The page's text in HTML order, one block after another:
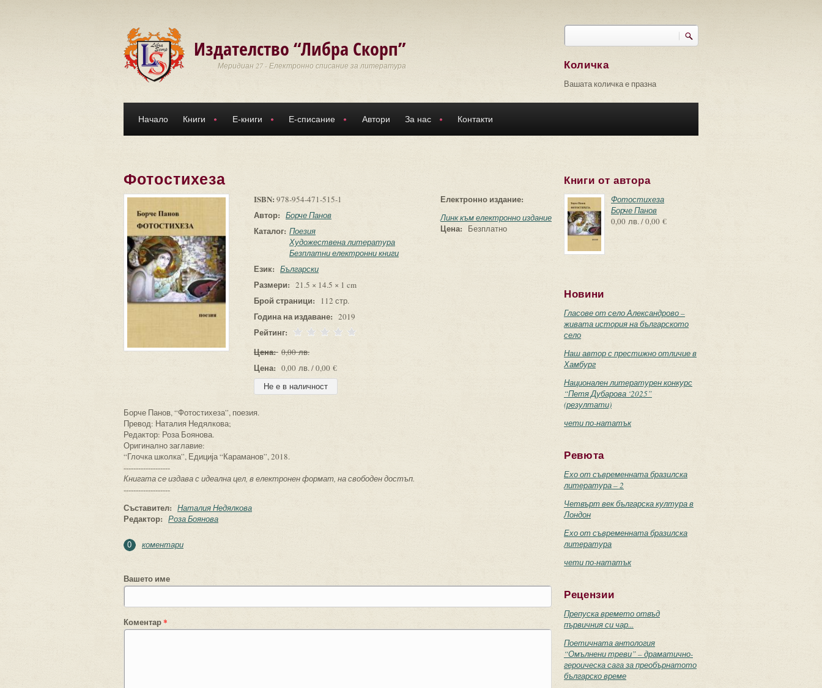
Издателство “Либра Скорп”
Меридиан 27 - Електронно списание за литература
Търси
Количка
Вашата количка е празна
Начало Книги Е-книги Е-списание Автори За нас Контакти
Фотостихеза
ISBN: 978-954-471-515-1
Автор: Борче Панов
Каталог: Поезия
Художествена литература
Безплатни електронни книги
Език: Български
Размери: 21.5 × 14.5 × 1 cm
Брой страници: 112 стр.
Година на издаване: 2019
Рейтинг:
Цена: 0,00 лв.
Цена: 0,00 лв. / 0,00 €
Електронно издание:
Линк към електронно издание
Цена: Безплатно
Борче Панов, “Фотостихеза”, поезия.
Превод: Наталия Недялкова;
Редактор: Роза Боянова.
Оригинално заглавие:
“Глочка школка”, Едиција “Караманов”, 2018.
-------------------
Книгата се издава с идеална цел, в електронен формат, на свободен достъп.
-------------------
Съставител: Наталия Недялкова
Редактор: Роза Боянова
0 коментари
Вашето име
Коментар*
Книги от автора
Фотостихеза
Борче Панов
0,00 лв. / 0,00 €
Новини
Гласове от село Александрово –
живата история на българското
село
Наш автор с престижно отличие в
Хамбург
Национален литературен конкурс
“Петя Дубарова ‘2025”
(резултати)
чети по-нататък
Ревюта
Ехо от съвременната бразилска
литература – 2
Четвърт век българска култура в
Лондон
Ехо от съвременната бразилска
литература
чети по-нататък
Рецензии
Препуска времето отвъд
първичния си чар...
Поетичната антология
“Омълнени треви” – драматично-
героическа сага за преобърнатото
българско време